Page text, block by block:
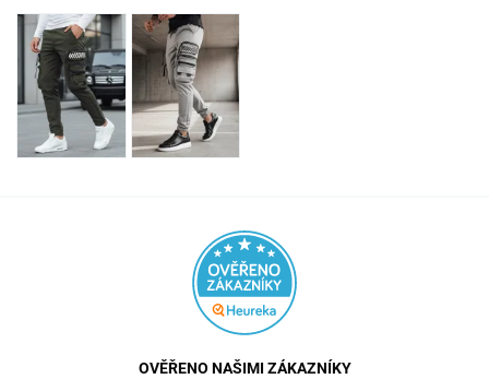
OVĚŘENO NAŠIMI ZÁKAZNÍKY